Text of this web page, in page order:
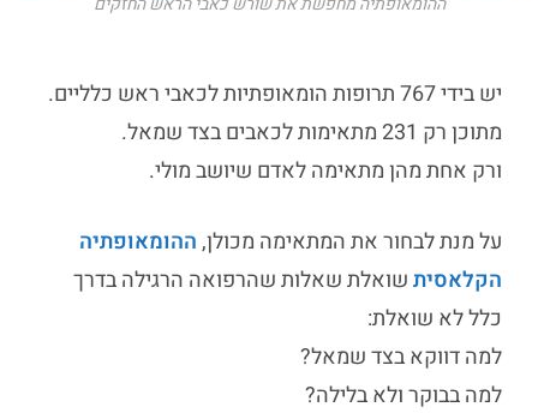
יש בידי 767 תרופות הומאופתיות לכאבי ראש כלליים.
מתוכן רק 231 מתאימות לכאבים בצד שמאל.
ורק אחת מהן מתאימה לאדם שיושב מולי.
על מנת לבחור את המתאימה מכולן,ההומאופתיה
הקלאסיתשואלת שאלות שהרפואה הרגילה בדרך
כלל לא שואלת:
למה דווקא בצד שמאל?
למה בבוקר ולא בלילה?